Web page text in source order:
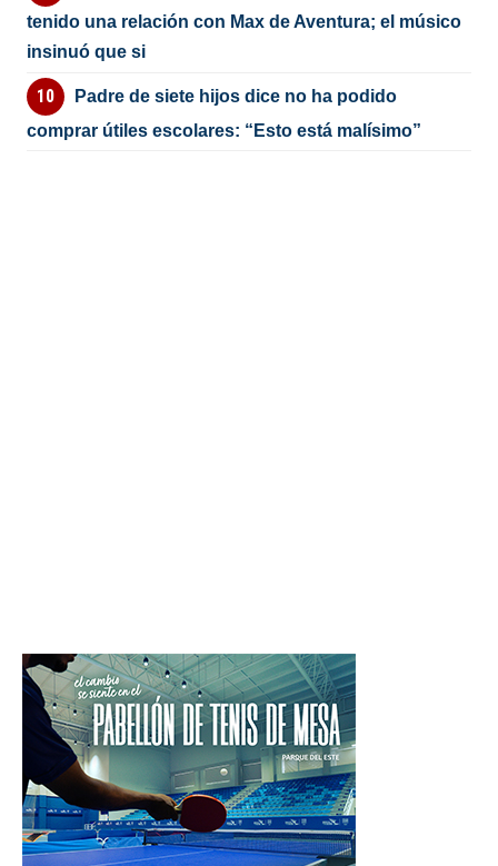
tenido una relación con Max de Aventura; el músico
insinuó que si
Padre de siete hijos dice no ha podido
comprar útiles escolares: “Esto está malísimo”